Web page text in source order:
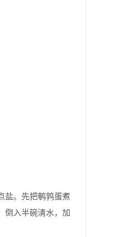
盐。先把鹌鹑蛋煮
倒入半碗清水，加